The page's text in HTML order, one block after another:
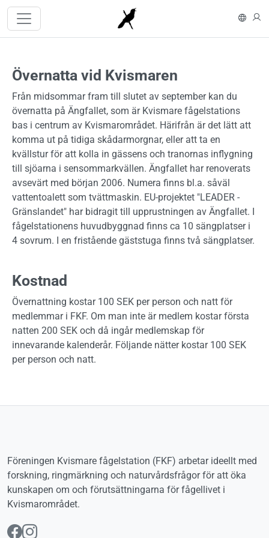
Hoppa till huvudinnehåll
In
Övernatta vid Kvismaren
Från midsommar fram till slutet av september kan du
övernatta på Ängfallet, som är Kvismare fågelstations
bas i centrum av Kvismarområdet. Härifrån är det lätt att
komma ut på tidiga skådarmorgnar, eller att ta en
kvällstur för att kolla in gässens och tranornas inflygning
till sjöarna i sensommarkvällen. Ängfallet har renoverats
avsevärt med början 2006. Numera finns bl.a. såväl
vattentoalett som tvättmaskin. EU-projektet "LEADER -
Gränslandet" har bidragit till upprustningen av Ängfallet. I
fågelstationens huvudbyggnad finns ca 10 sängplatser i
4 sovrum. I en fristående gäststuga finns två sängplatser.
Kostnad
Övernattning kostar 100 SEK per person och natt för
medlemmar i FKF. Om man inte är medlem kostar första
natten 200 SEK och då ingår medlemskap för
innevarande kalenderår. Följande nätter kostar 100 SEK
per person och natt.
Föreningen Kvismare fågelstation (FKF) arbetar ideellt med
forskning, ringmärkning och naturvårdsfrågor för att öka
kunskapen om och förutsättningarna för fågellivet i
Kvismarområdet.
Följ oss på Facebook
Följ oss på Instagram